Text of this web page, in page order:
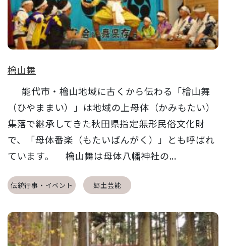
檜山舞
能代市・檜山地域に古くから伝わる「檜山舞
（ひやままい）」は地域の上母体（かみもたい）
集落で継承してきた秋田県指定無形民俗文化財
で、「母体番楽（もたいばんがく）」とも呼ばれ
ています。 檜山舞は母体八幡神社の...
伝統行事・イベント 郷土芸能